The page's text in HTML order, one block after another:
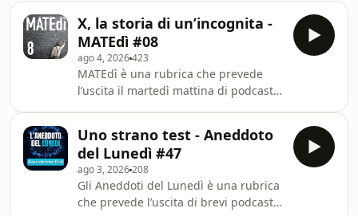
X, la storia di un’incognita -
MATEdì #08
ago 4, 2026423
MATEdì è una rubrica che prevede
l’uscita il martedì mattina di podcast
una curiosità sulla lettera X,
notoriamente usata come
incognita.Per chi volesse info sul libro
“L’atomo sfuggente” questo è il link al
sito della casa editrice:
Uno strano test - Aneddoto
del Lunedì #47
ago 3, 2026208
Gli Aneddoti del Lunedì è una rubrica
che prevede l’uscita di brevi podcast